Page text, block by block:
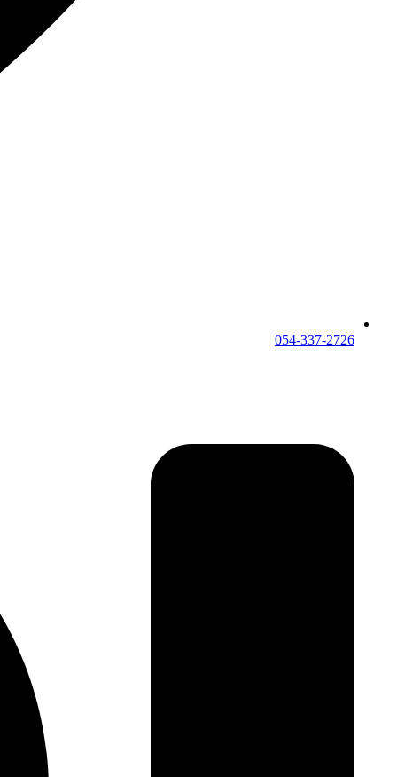
054-337-2726⁩